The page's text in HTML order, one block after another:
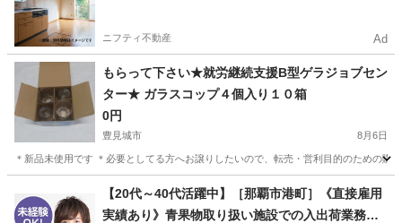
ニフティ不動産 Ad
もらって下さい★就労継続支援B型ゲラジョブセン
ター★ ガラスコップ４個入り１０箱
0円
豊見城市 8月6日
＊新品未使用です ＊必要としてる方へお譲りしたいので、転売・営利目的のための
家庭用品
【20代～40代活躍中】［那覇市港町］《直接雇用
実績あり》青果物取り扱い施設での入出荷業務／